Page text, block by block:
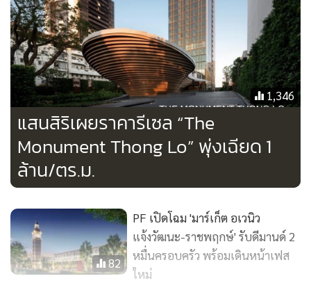
เริ่ม 2.27 ล้านบาท และห้องแบบ 2 ห้องนอน พื้นที่ใช้สอยขนาด
45.7 ตร.ม. ราคาเริ่ม 4.66 ล้านบาท โดยห้องชุดส่วนใหญ่เป็น
แบบ 1 ห้องนอนที่มีให้เลือกหลากหลายรูปแบบ คาดว่ายอดขาย
ช่วงเปิดตัวไม่ต่ำกว่า 30% จะเริ่มโอนห้องชุดล็อตแรกวันที่ 21
พ.ย.นี้ และมั่นใจปิดการขายในปี 2567
ในส่วนของทำเล “ไอคอนโด แอคทีฟ พัฒนาการ” มีความโดด
เด่นด้วยที่ตั้งติดถนนพัฒนาการที่เชื่อมกับย่านธุรกิจทั้งเอกมัย
และทองหล่อ ยังติดมหาวิทยาลัยเกษมบัณฑิต ใกล้สถาบัน
เทคโนโลยีไทย-ญี่ปุ่น และโรงเรียนปาณยา พัฒนาการ รวมทั้ง
อาคารสำนักงาน เช่น สำนักงานใหญ่แม็คโคร ทรูทาวเวอร์ 2
แหล่งชอปปิ้งทั้งโลตัสพัฒนาการ ลอนดอนสตรีท เดินทางสะดวก
ด้วยรถไฟฟ้า 2 สาย คือ แอร์พอร์ตลิงก์สถานีหัวหมาก และ
รถไฟฟ้าสายสีเหลืองสถานีหัวหมาก ใกล้ทางด่วนรามอินทรา-
1,346
แสนสิริเผยราคารีเซล “The
Monument Thong Lo” พุ่งเฉียด 1
ล้าน/ตร.ม.
82
PF เปิดโฉม 'มาร์เก็ต อเวนิว
แจ้งวัฒนะ-ราชพฤกษ์' รับดีมานด์ 2
หมื่นครอบครัว พร้อมเดินหน้าเฟส
ใหม่